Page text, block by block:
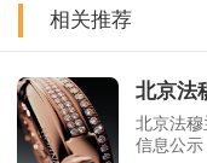
相关推荐
北京法
北京法穆
信息公示